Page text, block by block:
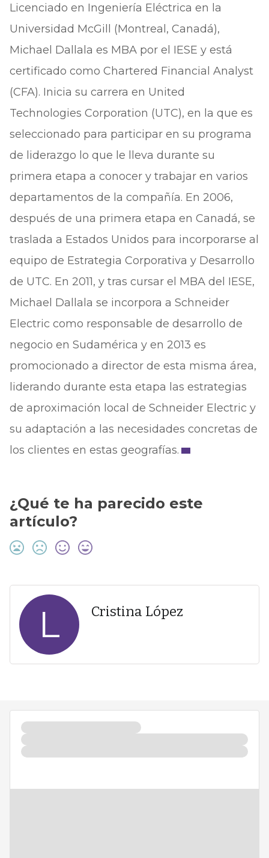
Licenciado en Ingeniería Eléctrica en la
Universidad McGill (Montreal, Canadá),
Michael Dallala es MBA por el IESE y está
certificado como Chartered Financial Analyst
(CFA). Inicia su carrera en United
Technologies Corporation (UTC), en la que es
seleccionado para participar en su programa
de liderazgo lo que le lleva durante su
primera etapa a conocer y trabajar en varios
departamentos de la compañía. En 2006,
después de una primera etapa en Canadá, se
traslada a Estados Unidos para incorporarse al
equipo de Estrategia Corporativa y Desarrollo
de UTC. En 2011, y tras cursar el MBA del IESE,
Michael Dallala se incorpora a Schneider
Electric como responsable de desarrollo de
negocio en Sudamérica y en 2013 es
promocionado a director de esta misma área,
liderando durante esta etapa las estrategias
de aproximación local de Schneider Electric y
su adaptación a las necesidades concretas de
los clientes en estas geografías.
¿Qué te ha parecido este
artículo?
L Cristina López